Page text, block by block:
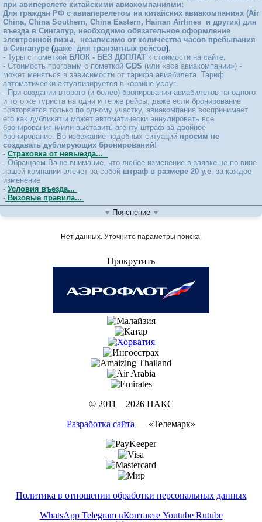
THE RITZ CARLTON 5*
THE ST. REGIS LANGKAWI 5*
THE WESTIN LANGKAWI RESORT & SPA 5*
при авиперелете китайскими авиакомпаниями:
Для граждан РФ с авиаперелетом на китайских авиакомпаниях (Air
China, China Southern, China Eastern, Hainan Airlines и других) для
въезда в Сингапур, необходимо обязательное оформление
электронной визы, независимо от количества часов пребывания
в Сингапуре (даже для транзитных рейсов).
- Туры с пометкой БЛОК - БЕЗ ДОПЛАТ к стоимости на сайте.
- Стоимость программ с пометкой GDS (или «все авиакомпании») -
может меняться в зависимости от тарифа авиабилета. Тариф
автоматически актуализируется в корзине услуг.
- При создании второго (и более) бронирования авиабилетов на одного
и того же туриста на одни и те же рейсы, даже если бронирование
повторяется только по одному участку, авиакомпания воспринимает
его как дубликат и может автоматически аннулировать все
бронирования и/или выставить агенту штраф за двойное
бронирование. Во избежание подобных ситуаций просим не
создавать дублирующих бронирований!
- Страховка от невыезда...
- Обращаем Ваше внимание, что любое изменение в заявке не по вине
нашей компании влечет за собой штраф в размере 20 у.е. за каждое
изменение
- Условия въезда...
- Визовые правила...
Пояснение
Нет данных. Уточните параметры поиска.
Прокрутить
© 2011—2026 ПАКС
Разработка сайта — «Телемарк»
Политика в отношении обработки персональных данных
WhatsApp Telegram вКонтакте Youtube Rutube